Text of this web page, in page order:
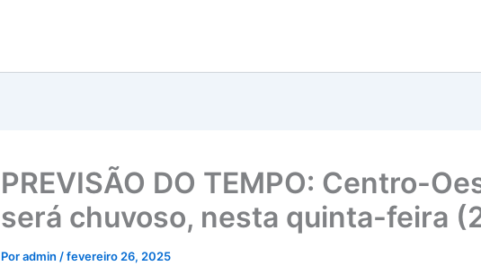
PREVISÃO DO TEMPO: Centro-
será chuvoso, nesta quinta-feira
Poradmin /fevereiro 26, 2025